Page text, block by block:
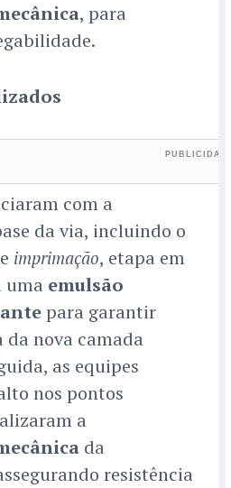
, para
com a
da via, incluindo o
imprimação, etapa em
uma emulsão
para garantir
nova camada
as equipes
nos pontos
a
da
resistência